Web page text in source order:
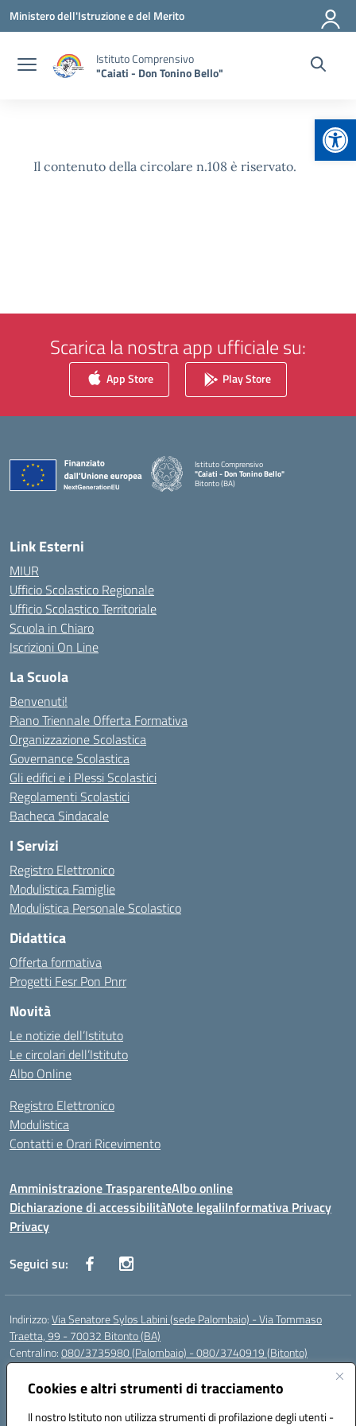
Cookies e altri strumenti di tracciamento
Il nostro Istituto non utilizza strumenti di profilazione degli utenti -
Vai ai contenuti
Vai al menu di navigazione
Vai al footer
Ministero dell'Istruzione e del Merito
Istituto Comprensivo
"Caiati - Don Tonino Bello"
Il contenuto della circolare n.108 è riservato.
Scarica la nostra app ufficiale su:
App Store Play Store
Istituto Comprensivo
"Caiati - Don Tonino Bello"
Bitonto (BA)
Link Esterni
MIUR
Ufficio Scolastico Regionale
Ufficio Scolastico Territoriale
Scuola in Chiaro
Iscrizioni On Line
La Scuola
Benvenuti!
Piano Triennale Offerta Formativa
Organizzazione Scolastica
Governance Scolastica
Gli edifici e i Plessi Scolastici
Regolamenti Scolastici
Bacheca Sindacale
I Servizi
Registro Elettronico
Modulistica Famiglie
Modulistica Personale Scolastico
Didattica
Offerta formativa
Progetti Fesr Pon Pnrr
Novità
Le notizie dell’Istituto
Le circolari dell’Istituto
Albo Online
Registro Elettronico
Modulistica
Contatti e Orari Ricevimento
Amministrazione TrasparenteAlbo online
Dichiarazione di accessibilitàNote legaliInformativa Privacy
Privacy
Seguici su:
Indirizzo:Via Senatore Sylos Labini (sede Palombaio) - Via Tommaso
Traetta, 99 - 70032 Bitonto (BA)
Centralino:080/3735980 (Palombaio) - 080/3740919 (Bitonto)
Email:
Posta elettronica certificata (PEC):baic80800a@pec.istruzione.it
Codice fiscale: 93360210723